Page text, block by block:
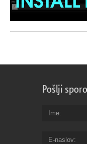
Pošlji
Ime
E-naslov